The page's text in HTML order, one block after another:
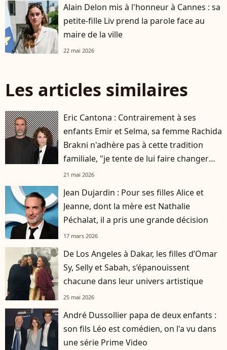
Alain Delon mis à l'honneur à Cannes : sa
petite-fille Liv prend la parole face au
maire de la ville
22 mai 2026
Les articles similaires
Eric Cantona : Contrairement à ses
enfants Emir et Selma, sa femme Rachida
Brakni n'adhère pas à cette tradition
familiale, "je tente de lui faire changer
d'avis"
21 mai 2026
Jean Dujardin : Pour ses filles Alice et
Jeanne, dont la mère est Nathalie
Péchalat, il a pris une grande décision
17 mars 2026
De Los Angeles à Dakar, les filles d’Omar
Sy, Selly et Sabah, s’épanouissent
chacune dans leur univers artistique
25 mai 2026
André Dussollier papa de deux enfants :
son fils Léo est comédien, on l'a vu dans
une série Prime Video